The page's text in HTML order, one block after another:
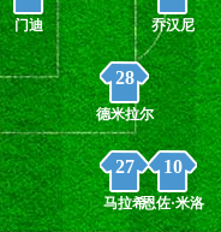
门迪
27
马拉希
28
德米拉尔
10
恩佐·米洛
乔汉尼